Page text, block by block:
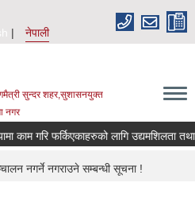
नेपाली
सुन्दर शहर,सुशासनयुक्त
नगर
गरि फर्किएकाहरुको लागि उद्यमशिलता तथा
नगर्ने नगराउने सम्बन्धी सूचना !